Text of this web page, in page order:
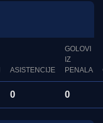
ASISTENCIJE
GOLOVI
IZ
PENALA
0 0